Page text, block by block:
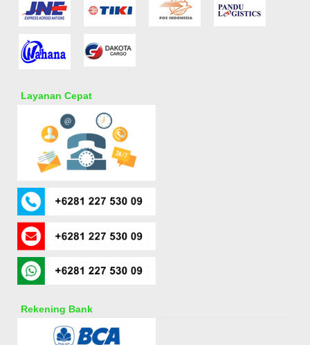
Layanan Cepat
Rekening Bank